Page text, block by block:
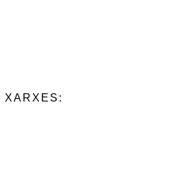
XARXES: